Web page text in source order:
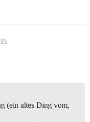
(ein altes Ding vom,